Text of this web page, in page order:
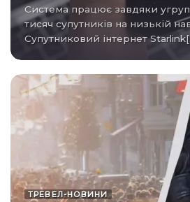
Система працює завдяки угрупованню майже 11
тисяч супутників на низькій
Супутниковий інтернет
ТРЕВЕЛ-НОВИНИ